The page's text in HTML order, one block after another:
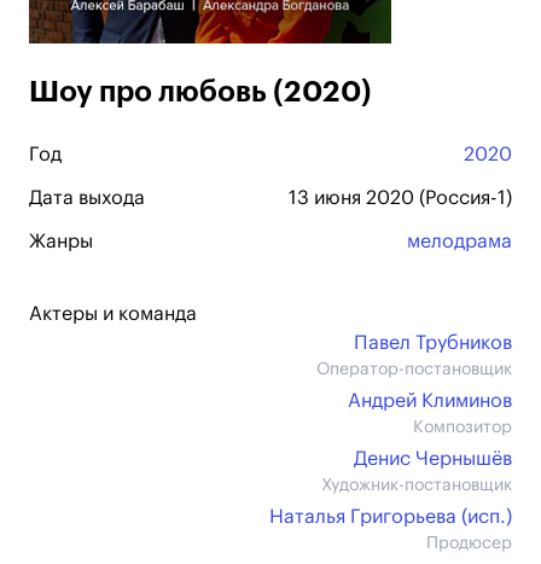
Шоу про любовь (2020)
Год 2020
Дата выхода 13 июня 2020 (Россия-1)
Жанры мелодрама
Актеры и команда
Павел Трубников
Оператор-постановщик
Андрей Климинов
Композитор
Денис Чернышёв
Художник-постановщик
Наталья Григорьева (иcп.)
Продюсер